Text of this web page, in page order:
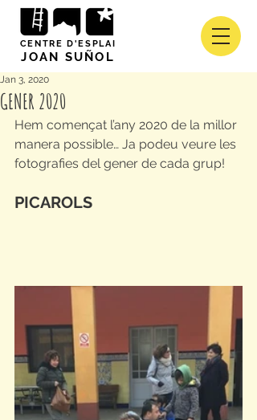
CENTRE D'ESPLAI
JOAN SUÑOL
GENER 2020
Jan 3, 2020
Hem començat l’any 2020 de la millor
manera possible… Ja podeu veure les
fotografies del gener de cada grup!
PICAROLS